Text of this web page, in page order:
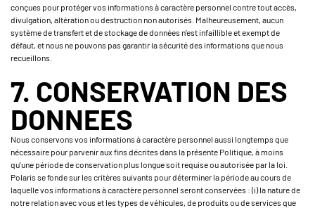
conçues pour protéger vos informations à caractère personnel contre tout accès,
divulgation, altération ou destruction non autorisés. Malheureusement, aucun
système de transfert et de stockage de données n’est infaillible et exempt de
défaut, et nous ne pouvons pas garantir la sécurité des informations que nous
recueillons.
7. CONSERVATION DES
DONNEES
Nous conservons vos informations à caractère personnel aussi longtemps que
nécessaire pour parvenir aux fins décrites dans la présente Politique, à moins
qu’une période de conservation plus longue soit requise ou autorisée par la loi.
Polaris se fonde sur les critères suivants pour déterminer la période au cours de
laquelle vos informations à caractère personnel seront conservées : (i) la nature de
notre relation avec vous et les types de véhicules, de produits ou de services que